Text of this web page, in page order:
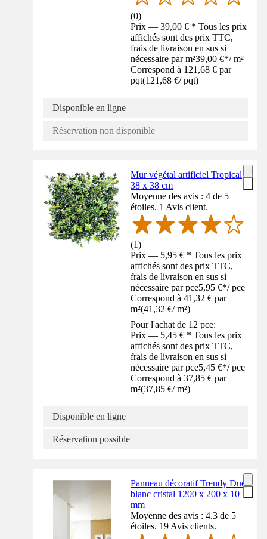
(0)
Prix — 39,00 € * Tous les prix
affichés sont des prix TTC,
frais de livraison en sus si
nécessaire par m²39,00 €*/ m²
Correspond à 121,68 € par
pqt(121,68 €/ pqt)
Disponible en ligne
Réservation non disponible
Mur végétal artificiel Tropical
38 x 38 cm
Moyenne des avis : 4 de 5
étoiles. 1 Avis client.
(1)
Prix — 5,95 € * Tous les prix
affichés sont des prix TTC,
frais de livraison en sus si
nécessaire par pce5,95 €*/ pce
Correspond à 41,32 € par
m²(41,32 €/ m²)
Pour l'achat de 12 pce:
Prix — 5,45 € * Tous les prix
affichés sont des prix TTC,
frais de livraison en sus si
nécessaire par pce5,45 €*/ pce
Correspond à 37,85 € par
m²(37,85 €/ m²)
Disponible en ligne
Réservation possible
Panneau décoratif Trendy Duo
blanc cristal 1200 x 200 x 10
mm
Moyenne des avis : 4.3 de 5
étoiles. 19 Avis clients.